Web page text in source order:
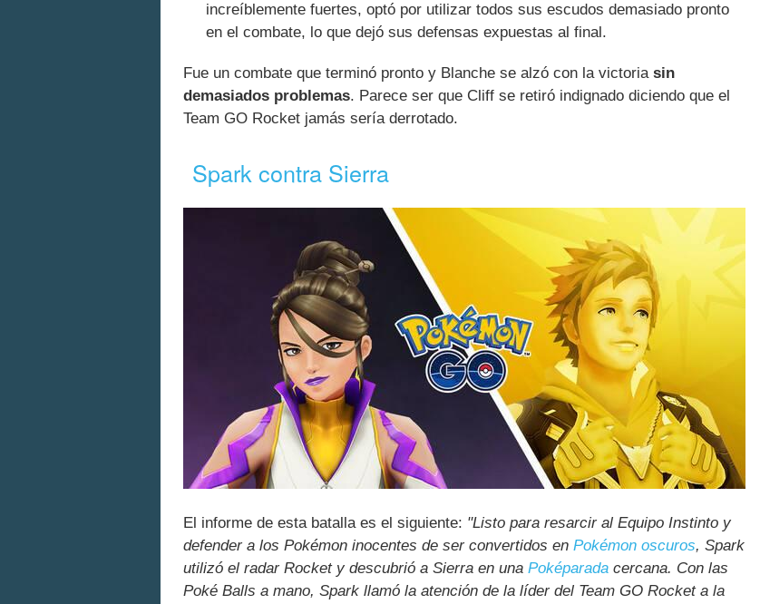
increíblemente fuertes, optó por utilizar todos sus escudos demasiado pronto
en el combate, lo que dejó sus defensas expuestas al final.
Fue un combate que terminó pronto y Blanche se alzó con la victoria sin
demasiados problemas. Parece ser que Cliff se retiró indignado diciendo que el
Team GO Rocket jamás sería derrotado.
Spark contra Sierra
El informe de esta batalla es el siguiente: "Listo para resarcir al Equipo Instinto y
defender a los Pokémon inocentes de ser convertidos en Pokémon oscuros, Spark
utilizó el radar Rocket y descubrió a Sierra en una Poképarada cercana. Con las
Poké Balls a mano, Spark llamó la atención de la líder del Team GO Rocket a la